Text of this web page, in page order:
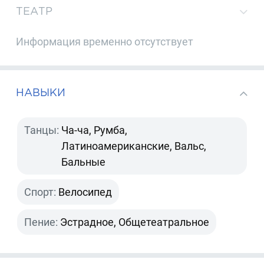
ТЕАТР
Информация временно отсутствует
НАВЫКИ
Танцы: Ча-ча, Румба,
Латиноамериканские, Вальс,
Бальные
Спорт: Велосипед
Пение: Эстрадное, Общетеатральное